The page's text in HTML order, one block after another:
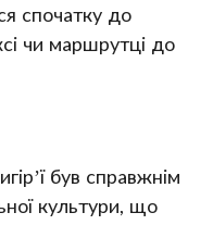
спочатку до
чи маршрутці до
був справжнім
культури, що